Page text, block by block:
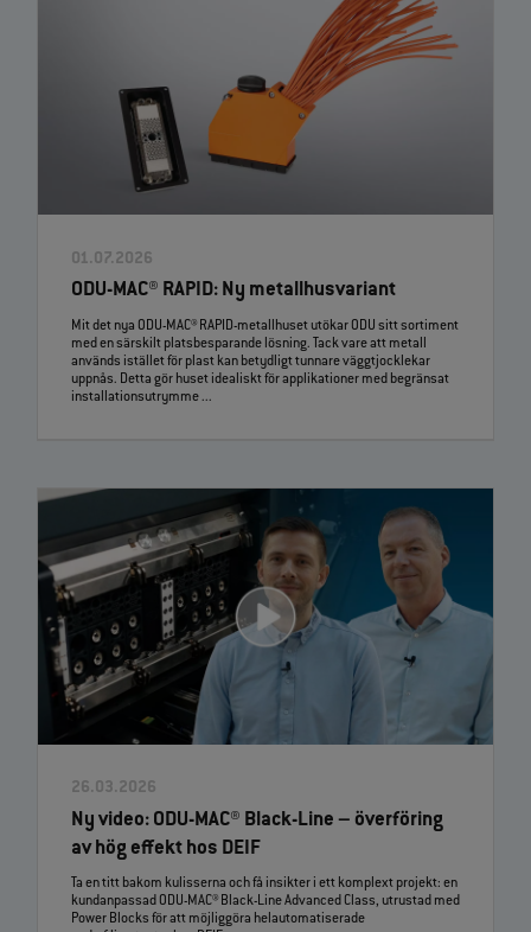
01.07.2026
ODU-MAC® RAPID: Ny metallhusvariant
Mit det nya ODU-MAC® RAPID-metallhuset utökar ODU sitt sortiment
med en särskilt platsbesparande lösning. Tack vare att metall
används istället för plast kan betydligt tunnare väggtjocklekar
uppnås. Detta gör huset idealiskt för applikationer med begränsat
installationsutrymme ...
26.03.2026
Ny video: ODU‑MAC® Black‑Line – överföring
av hög effekt hos DEIF
Ta en titt bakom kulisserna och få insikter i ett komplext projekt: en
kundanpassad ODU‑MAC® Black‑Line Advanced Class, utrustad med
Power Blocks för att möjliggöra helautomatiserade